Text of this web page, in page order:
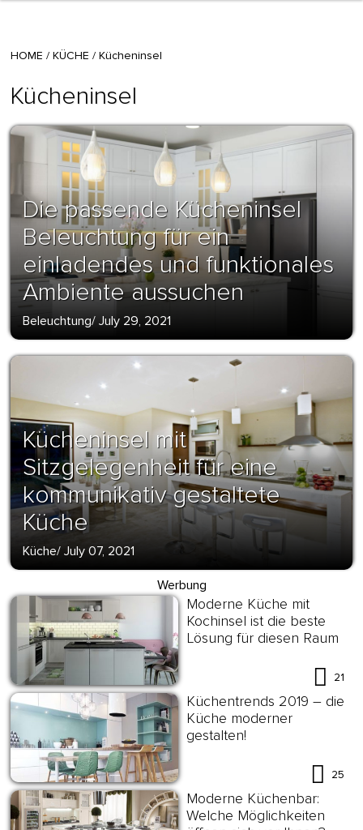
HOME / KÜCHE / Kücheninsel
Kücheninsel
Die passende Kücheninsel
Beleuchtung für ein
einladendes und funktionales
Ambiente aussuchen
Beleuchtung/ July 29, 2021
Kücheninsel mit
Sitzgelegenheit für eine
kommunikativ gestaltete
Küche
Küche/ July 07, 2021
Werbung
Moderne Küche mit
Kochinsel ist die beste
Lösung für diesen Raum
21
Küchentrends 2019 – die
Küche moderner
gestalten!
25
Moderne Küchenbar:
Welche Möglichkeiten